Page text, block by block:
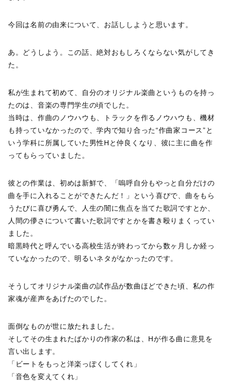
今回は名前の由来について、お話ししようと思います。
あ。どうしよう。この話、絶対おもしろくならない気がしてき
た。
私が生まれて初めて、自分のオリジナル楽曲というものを持っ
たのは、音楽の専門学生の頃でした。
当時は、作曲のノウハウも、トラックを作るノウハウも、機材
も持っていなかったので、学内で知り合った“作曲家コース”と
いう学科に所属していた男性Hと仲良くなり、彼に主に曲を作
ってもらっていました。
彼との作業は、初めは新鮮で、「嗚呼自分もやっと自分だけの
曲を手に入れることができたんだ！」という喜びで、曲をもら
うたびに喜び勇んで、人生の闇に焦点を当てた歌詞ですとか、
人間の儚さについて書いた歌詞ですとかを書き殴りまくってい
ました。
暗黒時代と呼んでいる高校生活が終わってから数ヶ月しか経っ
ていなかったので、明るいネタがなかったのです。
そうしてオリジナル楽曲の試作品が数曲ほどできた頃、私の作
家魂が産声をあげたのでした。
面倒なものが世に放たれました。
そしてその生まれたばかりの作家の私は、Hが作る曲に意見を
言い出します。
「ビートをもっと洋楽っぽくしてくれ」
「音色を変えてくれ」